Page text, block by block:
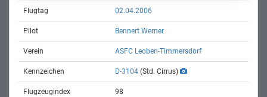
Flugtag 02.04.2006
Pilot Bennert Werner
Verein ASFC Leoben-Timmersdorf
Kennzeichen D-3104 (Std. Cirrus)
Flugzeugindex 98